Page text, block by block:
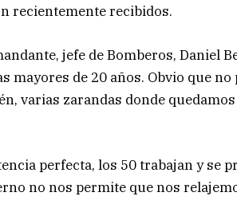
recientemente recibidos.
jefe de Bomberos, Daniel
de 20 años. Obvio que
varias zarandas donde
perfecta, los 50 trabajan y se
no nos permite que nos